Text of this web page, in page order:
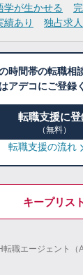
学が生かせる
績あり 独占求人
時間帯の転職相
アデコにご登録
転職支援に登
（無料）
転職支援の流れ
キープリスト
転職エージェント